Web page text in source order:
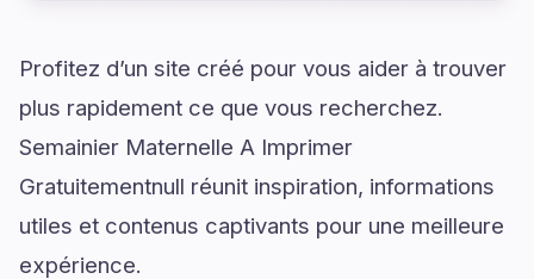
Profitez d’un site créé pour vous aider à trouver
plus rapidement ce que vous recherchez.
Semainier Maternelle A Imprimer
Gratuitementnull réunit inspiration, informations
utiles et contenus captivants pour une meilleure
expérience.